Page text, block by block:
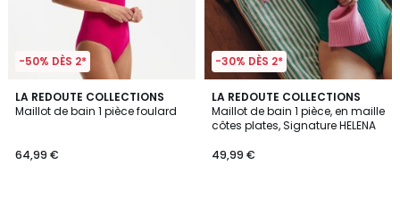
-50% DÈS 2*
LA REDOUTE COLLECTIONS
Maillot de bain 1 pièce foulard
64,99 €
4,3
/ 5
-30% DÈS 2*
LA REDOUTE COLLECTIONS
Maillot de bain 1 pièce, en maille
côtes plates, Signature HELENA
49,99 €
4
/
5